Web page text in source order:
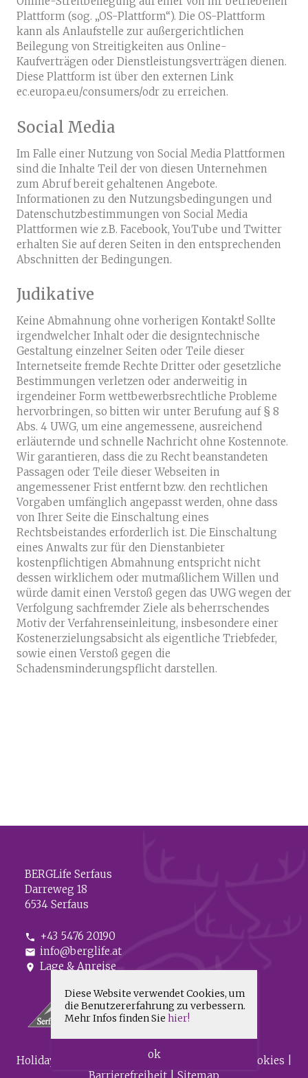
Plattform (sog. „OS-Plattform“). Die OS-Plattform
kann als Anlaufstelle zur außergerichtlichen
Beilegung von Streitigkeiten aus Online-
Kaufverträgen oder Dienstleistungsverträgen dienen.
Diese Plattform ist über den externen Link
ec.europa.eu/consumers/odr zu erreichen.
Social Media
Im Falle einer Nutzung von Social Media Plattformen
sind die Inhalte Teil der von diesen Unternehmen
zum Abruf bereit gehaltenen Angebote.
Informationen zu den Nutzungsbedingungen und
Datenschutzbestimmungen von Social Media
Plattformen wie z.B. Facebook, YouTube und Twitter
erhalten Sie auf deren Seiten in den entsprechenden
Abschnitten der Bedingungen.
Judikative
Keine Abmahnung ohne vorherigen Kontakt! Sollte
irgendwelcher Inhalt oder die designtechnische
Gestaltung einzelner Seiten oder Teile dieser
Internetseite fremde Rechte Dritter oder gesetzliche
Bestimmungen verletzen oder anderweitig in
irgendeiner Form wettbewerbsrechtliche Probleme
hervorbringen, so bitten wir unter Berufung auf § 8
Abs. 4 UWG, um eine angemessene, ausreichend
erläuternde und schnelle Nachricht ohne Kostennote.
Wir garantieren, dass die zu Recht beanstandeten
Passagen oder Teile dieser Webseiten in
angemessener Frist entfernt bzw. den rechtlichen
Vorgaben umfänglich angepasst werden, ohne dass
von Ihrer Seite die Einschaltung eines
Rechtsbeistandes erforderlich ist. Die Einschaltung
eines Anwalts zur für den Dienstanbieter
kostenpflichtigen Abmahnung entspricht nicht
dessen wirklichem oder mutmaßlichem Willen und
würde damit einen Verstoß gegen das UWG wegen der
Verfolgung sachfremder Ziele als beherrschendes
Motiv der Verfahrenseinleitung, insbesondere einer
Kostenerzielungsabsicht als eigentliche Triebfeder,
sowie einen Verstoß gegen die
Schadensminderungspflicht darstellen.
BERGLife Serfaus
Darreweg 18
6534 Serfaus
phone +43 5476 20190
mail info@berglife.at
location_on Lage & Anreise
HolidayCheck Impressum| Datenschutz & Cookies
Diese Website verwendet Cookies, um
die Benutzererfahrung zu verbessern.
Mehr Infos finden Sie hier!
ok